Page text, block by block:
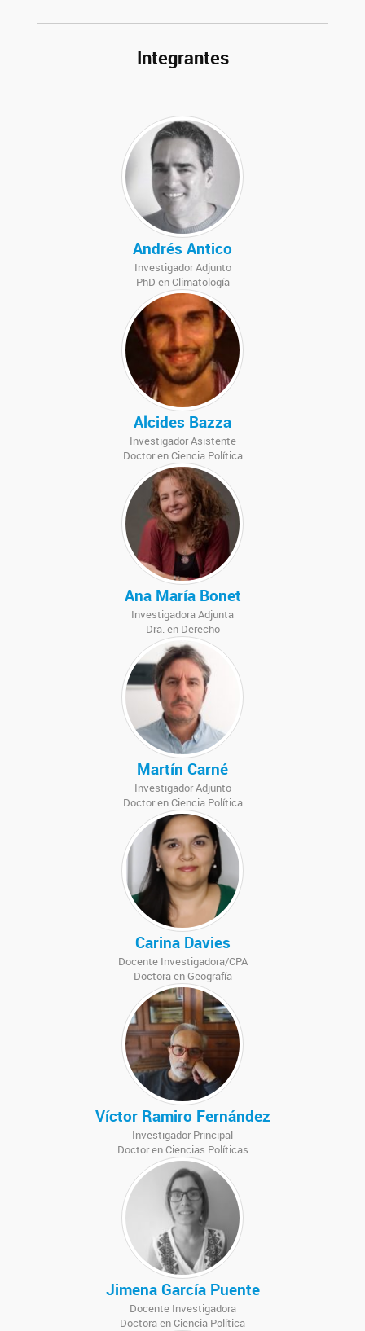
Integrantes
Andrés Antico
Investigador Adjunto
PhD en Climatología
Alcides Bazza
Investigador Asistente
Doctor en Ciencia Política
Ana María Bonet
Investigadora Adjunta
Dra. en Derecho
Martín Carné
Investigador Adjunto
Doctor en Ciencia Política
Carina Davies
Docente Investigadora/CPA
Doctora en Geografía
Víctor Ramiro Fernández
Investigador Principal
Doctor en Ciencias Políticas
Jimena García Puente
Docente Investigadora
Doctora en Ciencia Política